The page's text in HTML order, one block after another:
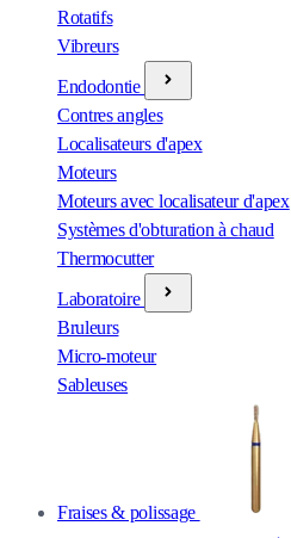
Rotatifs
Vibreurs
Endodontie
Contres angles
Localisateurs d'apex
Moteurs
Moteurs avec localisateur d'apex
Systèmes d'obturation à chaud
Thermocutter
Laboratoire
Bruleurs
Micro-moteur
Sableuses
Fraises & polissage